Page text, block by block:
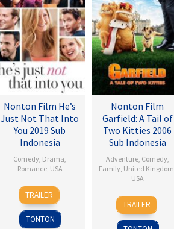
Nonton Film He’s
Just Not That Into
You 2019 Sub
Indonesia
Comedy Drama
Romance, USA
6
Feb
2009
Ken
Kwapis
TRAILER
TONTON
Nonton Film
Garfield: A Tail of
Two Kitties 2006
Sub Indonesia
Adventure, Comedy,
Family United Kingdom
USA
15
Jun
2006
Tim
Hill
TRAILER